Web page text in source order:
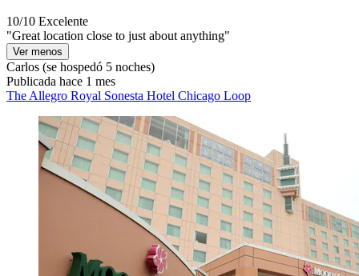
10/10 Excelente
"Great location close to just about anything"
Ver menos
Carlos (se hospedó 5 noches)
Publicada hace 1 mes
The Allegro Royal Sonesta Hotel Chicago Loop